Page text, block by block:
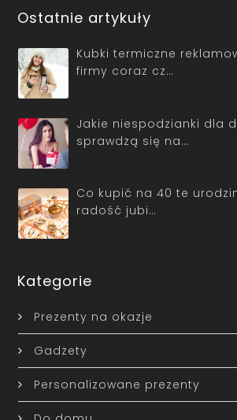
Ostatnie artykuły
Kubki termiczne
firmy coraz cz…
Jakie niespodzianki dla
sprawdzą się na…
Co kupić na 40 te
radość jubi…
Kategorie
Prezenty na okazje
Gadżety
Personalizowane prezenty